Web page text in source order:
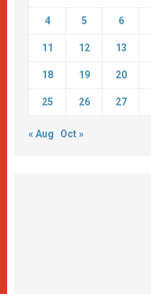
4 5 6
11 12 13
18 19 20
25 26 27
« Aug Oct »